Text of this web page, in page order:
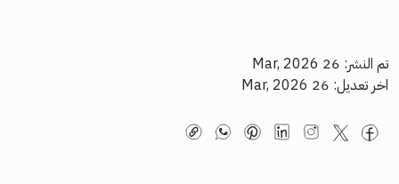
تم النشر: 26 Mar, 2026
اخر تعديل: 26 Mar, 2026